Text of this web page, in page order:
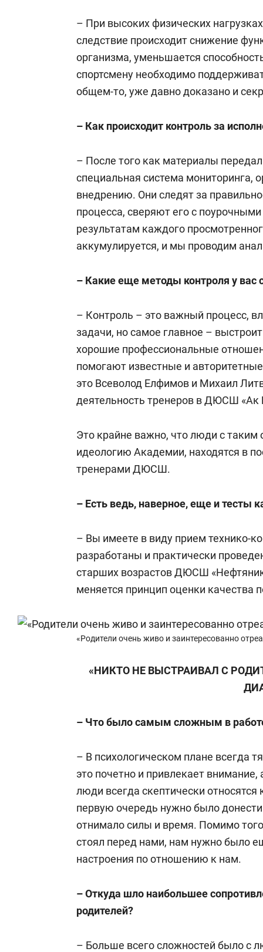
– При высоких физических
следствие происходит снижение
организма, уменьшается
спортсмену необходимо
общем-то, уже давно доказано и
– Как происходит контроль за
– После того как материалы
специальная система мониторинга,
внедрению. Они следят за
процесса, сверяют его с
результатам каждого
аккумулируется, и мы проводим
– Какие еще методы контроля у вас
– Контроль – это важный процесс,
задачи, но самое главное –
хорошие профессиональные
помогают известные и
это Всеволод Елфимов и Михаил
деятельность тренеров в ДЮСШ «Ак
Это крайне важно, что люди с
идеологию Академии, находятся в
тренерами ДЮСШ.
– Есть ведь, наверное, еще и тесты
– Вы имеете в виду прием технико-
разработаны и практически
старших возрастов ДЮСШ
меняется принцип оценки качества
«Родители очень живо и заинтересованно
«НИКТО НЕ ВЫСТРАИВАЛ С
– Что было самым сложным в
– В психологическом плане всегда
это почетно и привлекает
люди всегда скептически
первую очередь нужно было
отнимало силы и время. Помимо
стоял перед нами, нам нужно было
настроения по отношению к нам.
– Откуда шло наибольшее
родителей?
– Больше всего сложностей было с